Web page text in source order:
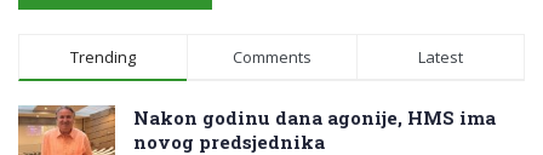
Trending Comments Latest
Nakon godinu dana agonije, HMS ima
novog predsjednika